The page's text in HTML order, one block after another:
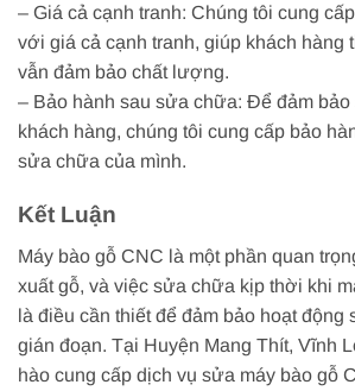
– Giá cả cạnh tranh: Chúng tôi cung
với giá cả cạnh tranh, giúp khách hàng
vẫn đảm bảo chất lượng.
– Bảo hành sau sửa chữa: Để đảm
khách hàng, chúng tôi cung cấp bảo
sửa chữa của mình.
Kết Luận
Máy bào gỗ CNC là một phần quan
xuất gỗ, và việc sửa chữa kịp thời khi
là điều cần thiết để đảm bảo hoạt động
gián đoạn. Tại Huyện Mang Thít, Vĩnh
hào cung cấp dịch vụ sửa máy bào gỗ